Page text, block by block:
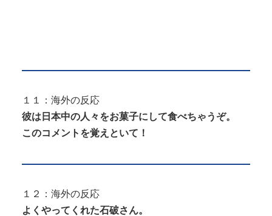
１１：海外の反応
彼は日本中の人々をお菓子にして食べちゃうぞ。
このコメントを覚えといて！
１２：海外の反応
よくやってくれた石破さん。